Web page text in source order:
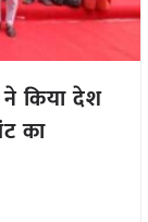
ने किया देश
का